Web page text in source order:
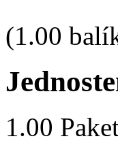
(1.00
1.00